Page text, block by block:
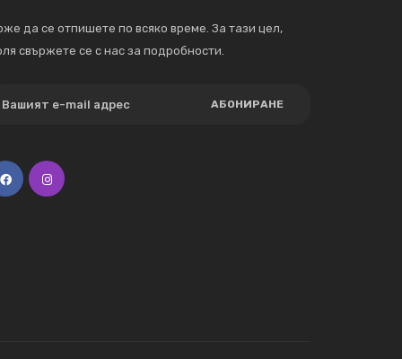
да се отпишете по всяко време. За тази цел,
свържете се с нас за подробности.
АБОНИРАНЕ